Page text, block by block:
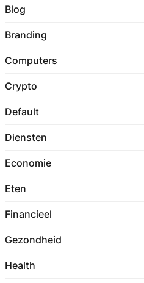
Blog
Branding
Computers
Crypto
Default
Diensten
Economie
Eten
Financieel
Gezondheid
Health